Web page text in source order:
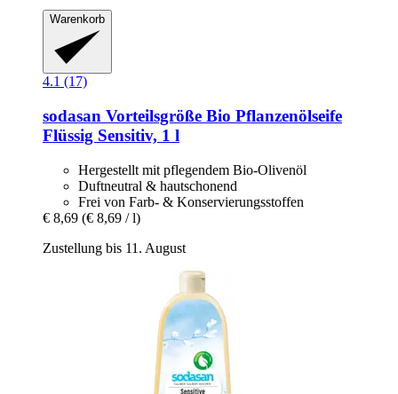
Warenkorb
4.1 (17)
sodasan Vorteilsgröße Bio Pflanzenölseife
Flüssig Sensitiv, 1 l
Hergestellt mit pflegendem Bio-Olivenöl
Duftneutral & hautschonend
Frei von Farb- & Konservierungsstoffen
€ 8,69 (€ 8,69 / l)
Zustellung bis 11. August